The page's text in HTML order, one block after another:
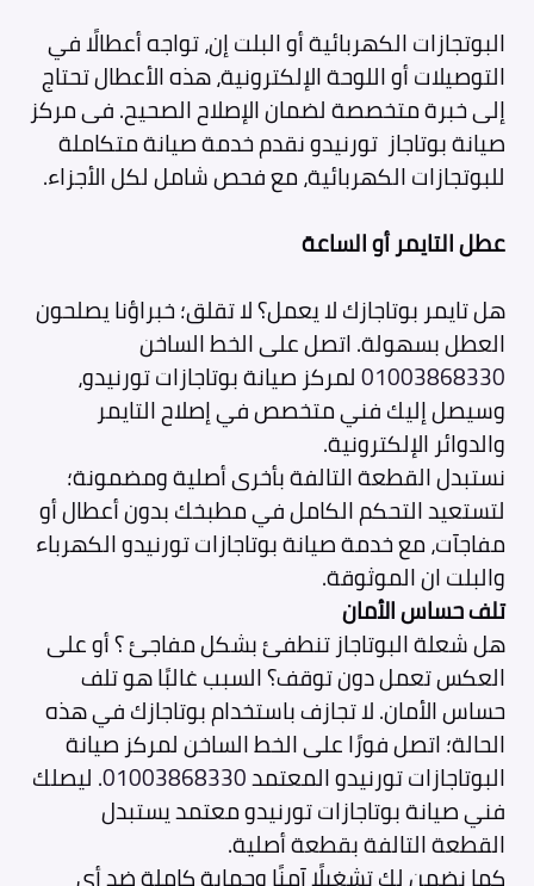
البوتجازات الكهربائية أو البلت إن، تواجه أعطالًا في
التوصيلات أو اللوحة الإلكترونية، هذه الأعطال تحتاج
إلى خبرة متخصصة لضمان الإصلاح الصحيح. فى مركز
صيانة بوتاجاز تورنيدو نقدم خدمة صيانة متكاملة
للبوتجازات الكهربائية، مع فحص شامل لكل الأجزاء.
عطل التايمر أو الساعة
هل تايمر بوتاجازك لا يعمل؟ لا تقلق؛ خبراؤنا يصلحون
العطل بسهولة. اتصل على الخط الساخن
01003868330لمركز صيانة بوتاجازات تورنيدو،
وسيصل إليك فني متخصص في إصلاح التايمر
والدوائر الإلكترونية.
نستبدل القطعة التالفة بأخرى أصلية ومضمونة؛
لتستعيد التحكم الكامل في مطبخك بدون أعطال أو
مفاجآت، مع خدمة صيانة بوتاجازات تورنيدو الكهرباء
والبلت ان الموثوقة.
تلف حساس الأمان
هل شعلة البوتاجاز تنطفئ بشكل مفاجئ ؟ أو على
العكس تعمل دون توقف؟ السبب غالبًا هو تلف
حساس الأمان. لا تجازف باستخدام بوتاجازك في هذه
الحالة؛ اتصل فورًا على الخط الساخن لمركز صيانة
البوتاجازات تورنيدو المعتمد01003868330. ليصلك
فني صيانة بوتاجازات تورنيدو معتمد يستبدل
القطعة التالفة بقطعة أصلية.